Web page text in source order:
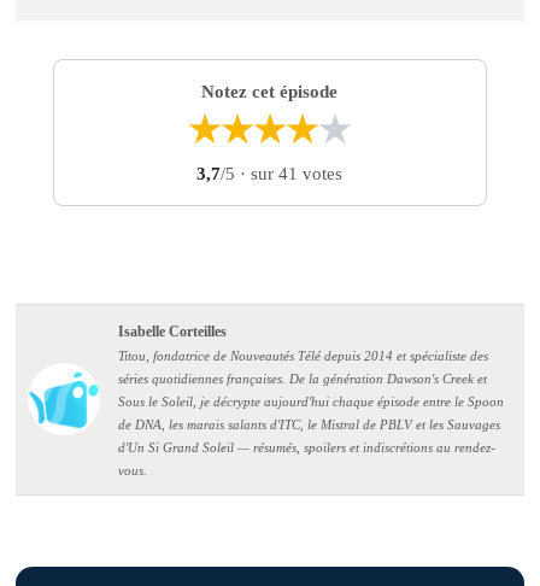
Notez cet épisode
★★★★★
3,7/5 · sur 41 votes
Isabelle Corteilles
Titou, fondatrice de Nouveautés Télé depuis 2014 et spécialiste des
séries quotidiennes françaises. De la génération Dawson's Creek et
Sous le Soleil, je décrypte aujourd'hui chaque épisode entre le Spoon
de DNA, les marais salants d'ITC, le Mistral de PBLV et les Sauvages
d'Un Si Grand Soleil — résumés, spoilers et indiscrétions au rendez-
vous.